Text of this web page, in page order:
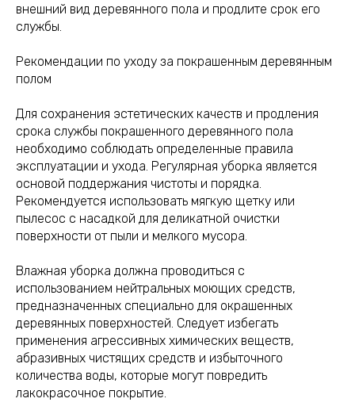
внешний вид деревянного пола и продлите срок его
службы.
Рекомендации по уходу за покрашенным деревянным
полом
Для сохранения эстетических качеств и продления
срока службы покрашенного деревянного пола
необходимо соблюдать определенные правила
эксплуатации и ухода. Регулярная уборка является
основой поддержания чистоты и порядка.
Рекомендуется использовать мягкую щетку или
пылесос с насадкой для деликатной очистки
поверхности от пыли и мелкого мусора.
Влажная уборка должна проводиться с
использованием нейтральных моющих средств,
предназначенных специально для окрашенных
деревянных поверхностей. Следует избегать
применения агрессивных химических веществ,
абразивных чистящих средств и избыточного
количества воды, которые могут повредить
лакокрасочное покрытие.